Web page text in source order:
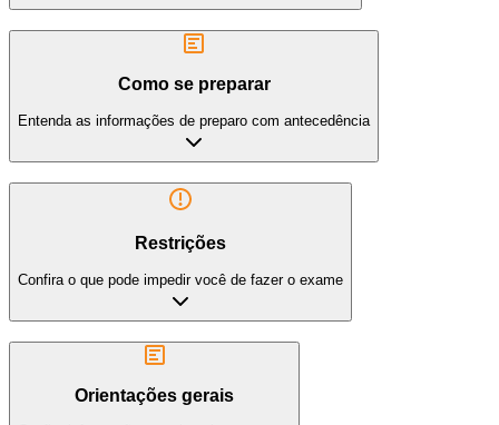
Como se preparar
Entenda as informações de preparo com antecedência
Restrições
Confira o que pode impedir você de fazer o exame
Orientações gerais